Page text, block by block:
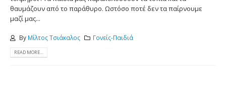
θαυμάζουν από το παράθυρο. Ωστόσο ποτέ δεν τα παίρνουμε
μαζί μας...
By Μίλτος Τσιάκαλος Γονείς-Παιδιά
READ MORE...